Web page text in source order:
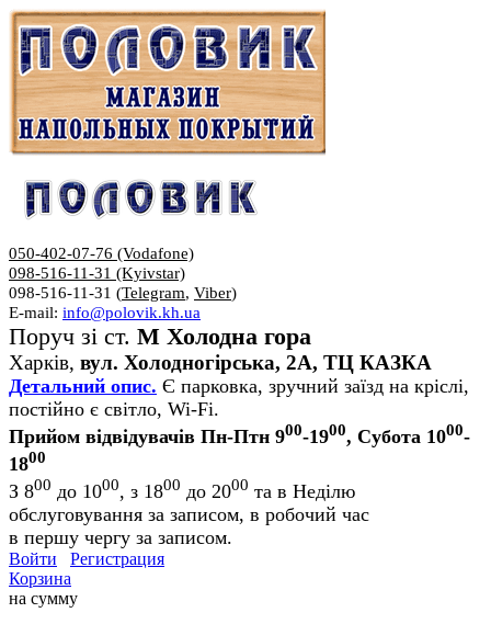
050-402-07-76 (Vodafone)
098-516-11-31 (Kyivstar)
098-516-11-31 (Telegram, Viber)
E-mail: info@polovik.kh.ua
Поруч зі ст. М Холодна гора
Харків, вул. Холодногірська, 2А, ТЦ КАЗКА
Детальний опис. Є парковка, зручний заїзд на кріслі,
постійно є світло, Wi-Fi.
Прийом відвідувачів Пн-Птн 900-1900, Субота 1000-
1800
З 800 до 1000, з 1800 до 2000 та в Неділю
обслуговування за записом, в робочий час
в першу чергу за записом.
Войти
Регистрация
Корзина
на сумму